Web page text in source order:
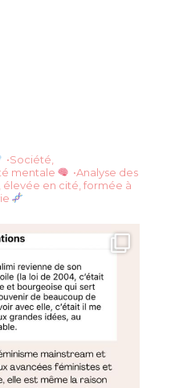
•Société,
mentale
•Analyse des
, élevée en cité, formée à